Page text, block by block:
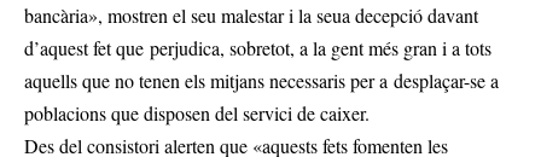
bancària», mostren el seu malestar i la seua decepció davant
d’aquest fet que perjudica, sobretot, a la gent més gran i a tots
aquells que no tenen els mitjans necessaris per a desplaçar-se a
poblacions que disposen del servici de caixer.
Des del consistori alerten que «aquests fets fomenten les